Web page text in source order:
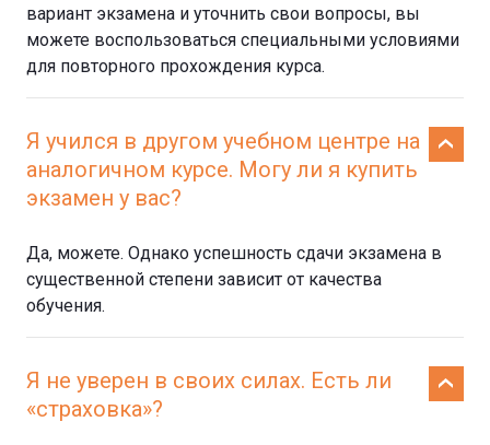
вариант экзамена и уточнить свои вопросы, вы
можете воспользоваться специальными условиями
для повторного прохождения курса.
Я учился в другом учебном центре на
аналогичном курсе. Могу ли я купить
экзамен у вас?
Да, можете. Однако успешность сдачи экзамена в
существенной степени зависит от качества
обучения.
Я не уверен в своих силах. Есть ли
«страховка»?